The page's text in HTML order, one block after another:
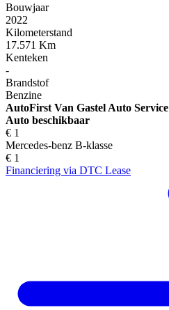
Bouwjaar
2022
Kilometerstand
17.571 Km
Kenteken
-
Brandstof
Benzine
AutoFirst Van Gastel Auto Service
Auto beschikbaar
€ 1
Mercedes-benz B-klasse
€ 1
Financiering via DTC Lease